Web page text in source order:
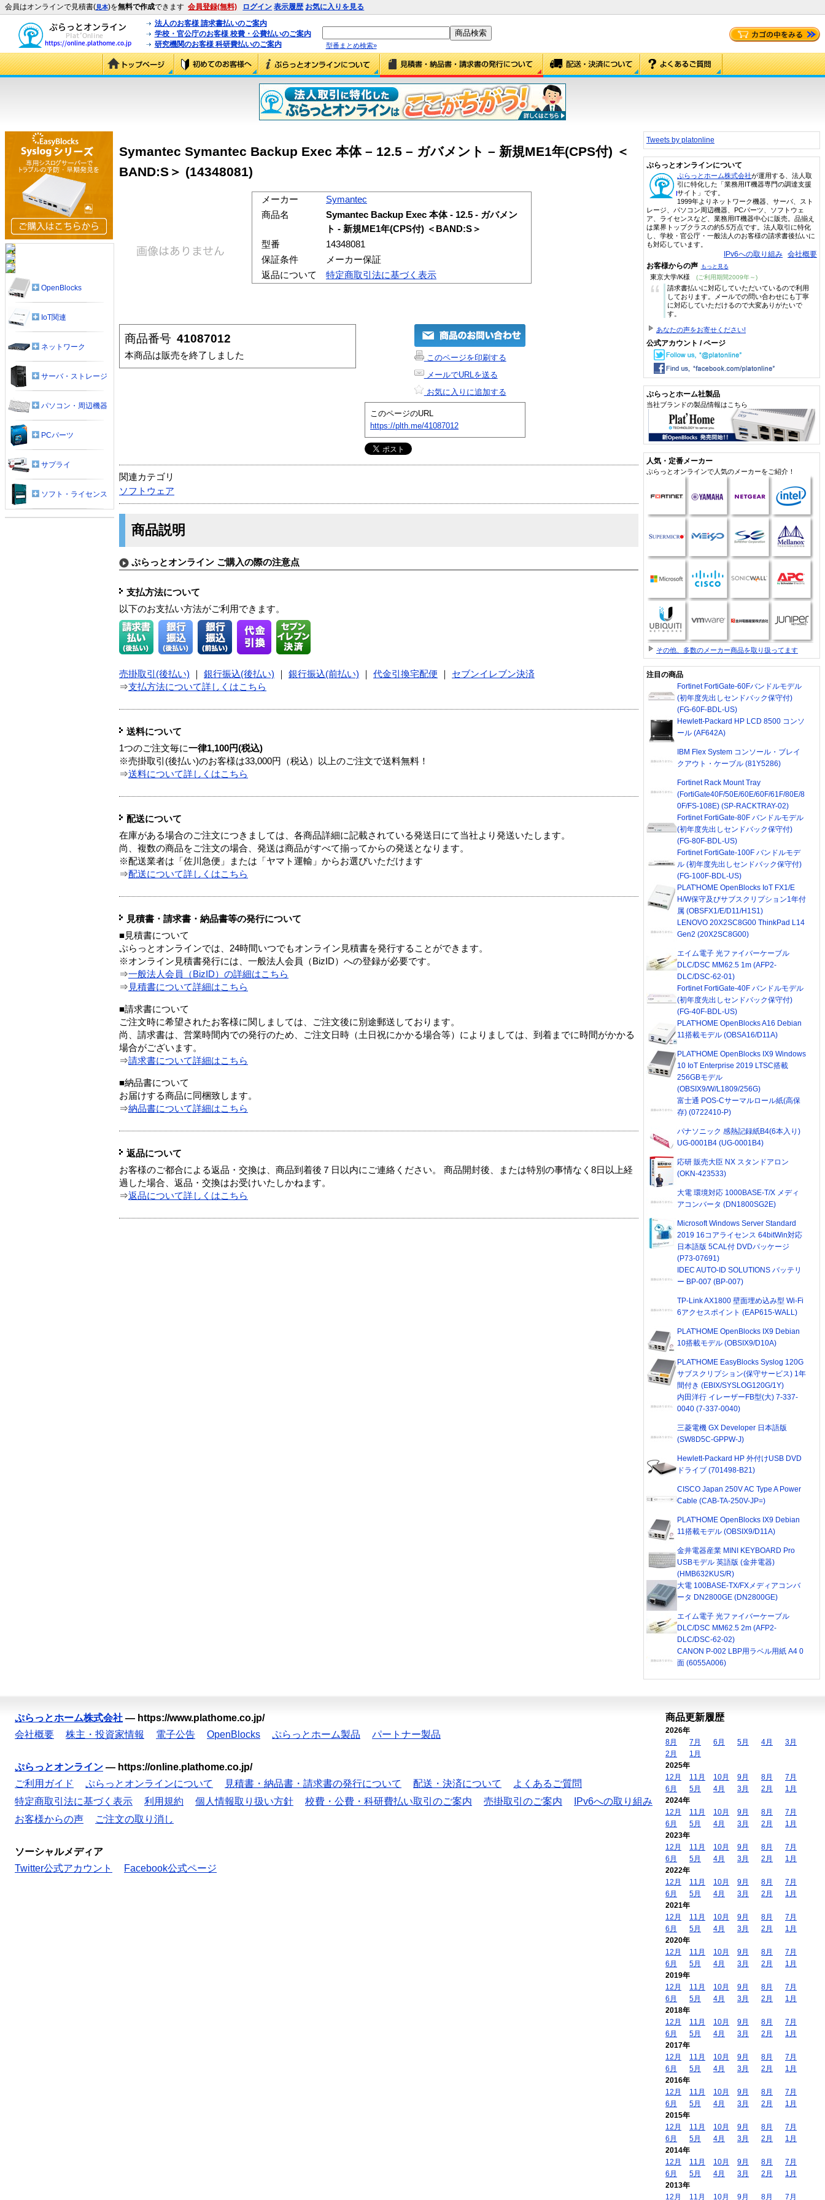
会員はオンラインで見積書(見本)を無料で作成できます 会員登録(無料) ログイン 表示履歴 お気に入りを見る
法人のお客様 請求書払いのご案内
学校・官公庁のお客様 校費・公費払いのご案内
研究機関のお客様 科研費払いのご案内
型番まとめ検索»
Symantec Symantec Backup Exec 本体 – 12.5 – ガバメント – 新規ME1年(CPS付) ＜
BAND:S＞ (14348081)
メーカー
Symantec
商品名
Symantec Backup Exec 本体 - 12.5 - ガバメン
ト - 新規ME1年(CPS付) ＜BAND:S＞
型番
14348081
保証条件
メーカー保証
返品について
特定商取引法に基づく表示
商品番号 41087012
本商品は販売を終了しました
このページを印刷する
メールでURLを送る
お気に入りに追加する
このページのURL
https://plth.me/41087012
関連カテゴリ
ソフトウェア
商品説明
ぷらっとオンライン ご購入の際の注意点
支払方法について
以下のお支払い方法がご利用できます。
売掛取引(後払い) 銀行振込(後払い) 銀行振込(前払い) 代金引換宅配便
セブンイレブン決済
⇒支払方法について詳しくはこちら
送料について
1つのご注文毎に一律1,100円(税込)
※売掛取引(後払い)のお客様は33,000円（税込）以上のご注文で送料無料！
⇒送料について詳しくはこちら
配送について
在庫がある場合のご注文につきましては、各商品詳細に記載されている発送日にて当社より発送いたします。
尚、複数の商品をご注文の場合、発送は商品がすべて揃ってからの発送となります。
※配送業者は「佐川急便」または「ヤマト運輸」からお選びいただけます
⇒配送について詳しくはこちら
見積書・請求書・納品書等の発行について
■見積書について
ぷらっとオンラインでは、24時間いつでもオンライン見積書を発行することができます。
※オンライン見積書発行には、一般法人会員（BizID）への登録が必要です。
⇒一般法人会員（BizID）の詳細はこちら
⇒ 見積書について詳細はこちら
■請求書について
ご注文時に希望されたお客様に関しましては、ご注文後に別途郵送しております。
尚、請求書は、営業時間内での発行のため、ご注文日時（土日祝にかかる場合等）によりましては、到着までに時間がかかる
場合がございます。
⇒請求書について詳細はこちら
■納品書について
お届けする商品に同梱致します。
⇒納品書について詳細はこちら
返品について
お客様のご都合による返品・交換は、商品到着後７日以内にご連絡ください。 商品開封後、または特別の事情なく8日以上経
過した場合、返品・交換はお受けいたしかねます。
⇒返品について詳しくはこちら
OpenBlocks
IoT関連
ネットワーク
サーバ・ストレージ
パソコン・周辺機器
PCパーツ
サプライ
ソフト・ライセンス
Tweets by platonline
ぷらっとオンラインについて
ぷらっとホーム株式会社が運用する、法人取
引に特化した「業務用IT機器専門の調達支援
サイト」です。
1999年よりネットワーク機器、サーバ、スト
レージ、パソコン周辺機器、PCパーツ、ソフトウェ
ア、ライセンスなど、業務用IT機器中心に販売。品揃え
は業界トップクラスの約5.5万点です。法人取引に特化
し、学校・官公庁・一般法人のお客様の請求書後払いに
も対応しています。
IPv6への取り組み 会社概要
お客様からの声 もっと見る
東京大学/K様 (ご利用期間2009年～)
“
請求書払いに対応していただいているので利用
しております。メールでの問い合わせにも丁寧
に対応していただけるので大変ありがたいで
す。
あなたの声をお寄せください!
公式アカウント / ページ
ぷらっとホーム社製品
当社ブランドの製品情報はこちら
人気・定番メーカー
ぷらっとオンラインで人気のメーカーをご紹介！
その他、多数のメーカー商品を取り扱ってます
注目の商品
Fortinet FortiGate-60Fバンドルモデル
(初年度先出しセンドバック保守付)
(FG-60F-BDL-US)
Hewlett-Packard HP LCD 8500 コンソ
ール (AF642A)
IBM Flex System コンソール・ブレイ
クアウト・ケーブル (81Y5286)
Fortinet Rack Mount Tray
(FortiGate40F/50E/60E/60F/61F/80E/8
0F/FS-108E) (SP-RACKTRAY-02)
Fortinet FortiGate-80F バンドルモデル
(初年度先出しセンドバック保守付)
(FG-80F-BDL-US)
Fortinet FortiGate-100F バンドルモデ
ル (初年度先出しセンドバック保守付)
(FG-100F-BDL-US)
PLAT'HOME OpenBlocks IoT FX1/E
H/W保守及びサブスクリプション1年付
属 (OBSFX1/E/D11/H1S1)
LENOVO 20X2SC8G00 ThinkPad L14
Gen2 (20X2SC8G00)
エイム電子 光ファイバーケーブル
DLC/DSC MM62.5 1m (AFP2-
DLC/DSC-62-01)
Fortinet FortiGate-40F バンドルモデル
(初年度先出しセンドバック保守付)
(FG-40F-BDL-US)
PLAT'HOME OpenBlocks A16 Debian
11搭載モデル (OBSA16/D11A)
PLAT'HOME OpenBlocks IX9 Windows
10 IoT Enterprise 2019 LTSC搭載
256GBモデル
(OBSIX9/W/L1809/256G)
富士通 POS-Cサーマルロール紙(高保
存) (0722410-P)
パナソニック 感熱記録紙B4(6本入り)
UG-0001B4 (UG-0001B4)
応研 販売大臣 NX スタンドアロン
(OKN-423533)
大電 環境対応 1000BASE-T/X メディ
アコンバータ (DN1800SG2E)
Microsoft Windows Server Standard
2019 16コアライセンス 64bitWin対応
日本語版 5CAL付 DVDパッケージ
(P73-07691)
IDEC AUTO-ID SOLUTIONS バッテリ
ー BP-007 (BP-007)
TP-Link AX1800 壁面埋め込み型 Wi-Fi
6アクセスポイント (EAP615-WALL)
PLAT'HOME OpenBlocks IX9 Debian
10搭載モデル (OBSIX9/D10A)
PLAT'HOME EasyBlocks Syslog 120G
サブスクリプション(保守サービス) 1年
間付き (EBIX/SYSLOG120G/1Y)
内田洋行 イレーザーFB型(大) 7-337-
0040 (7-337-0040)
三菱電機 GX Developer 日本語版
(SW8D5C-GPPW-J)
Hewlett-Packard HP 外付けUSB DVD
ドライブ (701498-B21)
CISCO Japan 250V AC Type A Power
Cable (CAB-TA-250V-JP=)
PLAT'HOME OpenBlocks IX9 Debian
11搭載モデル (OBSIX9/D11A)
金井電器産業 MINI KEYBOARD Pro
USBモデル 英語版 (金井電器)
(HMB632KUS/R)
大電 100BASE-TX/FXメディアコンバ
ータ DN2800GE (DN2800GE)
エイム電子 光ファイバーケーブル
DLC/DSC MM62.5 2m (AFP2-
DLC/DSC-62-02)
CANON P-002 LBP用ラベル用紙 A4 0
面 (6055A006)
ぷらっとホーム株式会社 — https://www.plathome.co.jp/
会社概要
株主・投資家情報 電子公告 OpenBlocks ぷらっとホーム製品 パートナー製品
ぷらっとオンライン — https://online.plathome.co.jp/
ご利用ガイド
ぷらっとオンラインについて 見積書・納品書・請求書の発行について 配送・決済について
よくあるご質問
特定商取引法に基づく表示
利用規約 個人情報取り扱い方針 校費・公費・科研費払い取引のご案内 売掛取引のご案内
IPv6への取り組み
お客様からの声
ご注文の取り消し
ソーシャルメディア
Twitter公式アカウント
Facebook公式ページ
商品更新履歴
2026年
8月
7月 6月 5月 4月
3月
2月
1月
2025年
12月
11月 10月 9月 8月
7月
6月
5月 4月 3月 2月
1月
2024年
12月
11月 10月 9月 8月
7月
6月
5月 4月 3月 2月
1月
2023年
12月
11月 10月 9月 8月
7月
6月
5月 4月 3月 2月
1月
2022年
12月
11月 10月 9月 8月
7月
6月
5月 4月 3月 2月
1月
2021年
12月
11月 10月 9月 8月
7月
6月
5月 4月 3月 2月
1月
2020年
12月
11月 10月 9月 8月
7月
6月
5月 4月 3月 2月
1月
2019年
12月
11月 10月 9月 8月
7月
6月
5月 4月 3月 2月
1月
2018年
12月
11月 10月 9月 8月
7月
6月
5月 4月 3月 2月
1月
2017年
12月
11月 10月 9月 8月
7月
6月
5月 4月 3月 2月
1月
2016年
12月
11月 10月 9月 8月
7月
6月
5月 4月 3月 2月
1月
2015年
12月
11月 10月 9月 8月
7月
6月
5月 4月 3月 2月
1月
2014年
12月
11月 10月 9月 8月
7月
6月
5月 4月 3月 2月
1月
2013年
12月
11月 10月 9月 8月 7月